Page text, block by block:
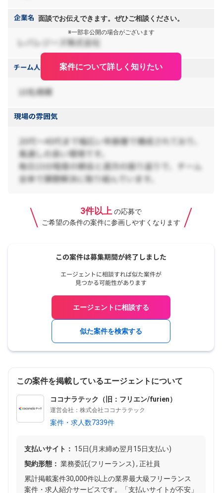
面談でお伝えできます。ぜひご相談ください。
※一部非公開の場合がございます
案件について詳しく知りたい
3件以上 の応募で
ご希望の条件の案件に参画しやすくなります
エージェントに相談する
似た案件を検索する
この案件を掲載しているエージェントについて
ココナラテック（旧：フリエン/furien）
運営会社：株式会社ココナラテック
案件・求人数7339件
支払いサイト： 15日(月末締め翌月15日支払い)
契約形態： 業務委託(フリーランス) , 正社員
累計掲載案件30,000件以上の業界最大級フリーランス
案件・求人紹介サービスです。「支払いサイトが不安」